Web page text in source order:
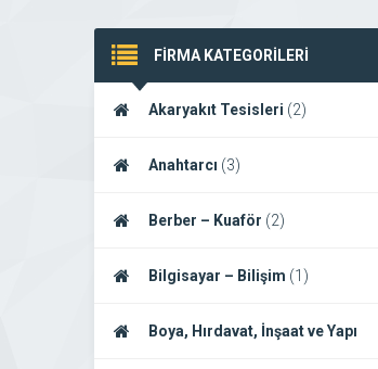
FİRMA KATEGORİLERİ
Akaryakıt Tesisleri (2)
Anahtarcı (3)
Berber – Kuaför (2)
Bilgisayar – Bilişim (1)
Boya, Hırdavat, İnşaat ve Yapı